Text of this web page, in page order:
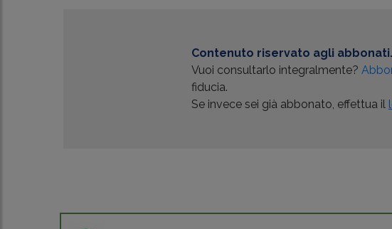
Contenuto riservato agli abbonati.
Vuoi consultarlo integralmente?
fiducia.
Se invece sei già abbonato, effettua il